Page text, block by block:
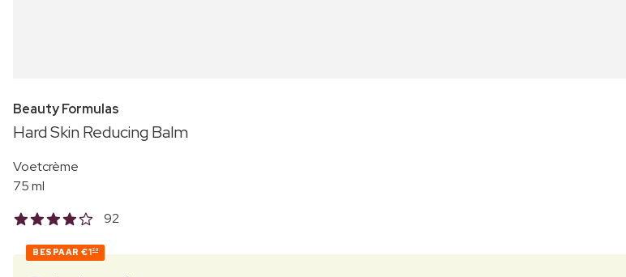
Beauty Formulas
Hard Skin Reducing Balm
Voetcrème
75 ml
92
BESPAAR €120